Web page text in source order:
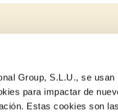
Group, S.L.U., se usan
para impactar de
Estas cookies son